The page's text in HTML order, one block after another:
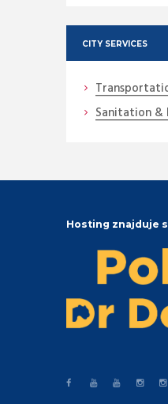
CITY SERVICES
Sanitation &
Hosting znajduje